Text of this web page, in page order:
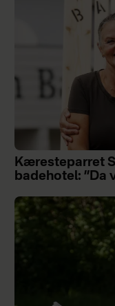
Kæresteparret
badehotel: ”Da